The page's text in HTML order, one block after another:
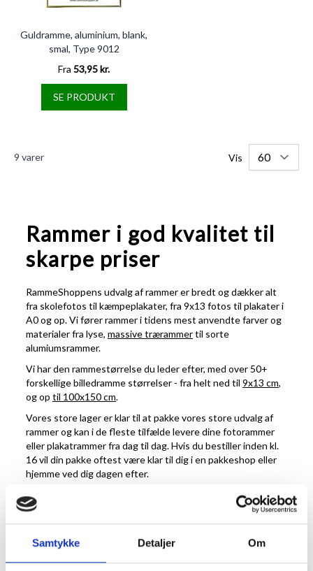
Samtykke Detaljer Om
Guldramme, aluminium, blank,
smal, Type 9012
Fra 53,95 kr.
SE PRODUKT
9 varer Vis
Rammer i god kvalitet til
skarpe priser
RammeShoppens udvalg af rammer er bredt og dækker alt
fra skolefotos til kæmpeplakater, fra 9x13 fotos til plakater i
A0 og op. Vi fører rammer i tidens mest anvendte farver og
materialer fra lyse, massive trærammertil sorte
alumiumsrammer.
Vi har den rammestørrelse du leder efter, med over 50+
forskellige billedramme størrelser - fra helt ned til 9x13 cm,
og op til 100x150 cm.
Vores store lager er klar til at pakke vores store udvalg af
rammer og kan i de fleste tilfælde levere dine fotorammer
eller plakatrammer fra dag til dag. Hvis du bestiller inden kl.
16 vil din pakke oftest være klar til dig i en pakkeshop eller
hjemme ved dig dagen efter.
Vi prøver altid at have gode priser til dig fra starten. Hvis du
skal bruge et større antal fotorammer eller lignende, kan du
altid spørge os efter en god handel. Vi laver gode tilbud på
rammer i standardmål eller på rammer i specielle størrelser.
Kvalitet og